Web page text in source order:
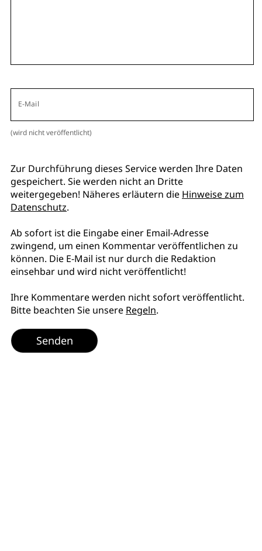
E-Mail
(wird nicht veröffentlicht)
Zur Durchführung dieses Service werden Ihre Daten
gespeichert. Sie werden nicht an Dritte
weitergegeben! Näheres erläutern die Hinweise zum
Datenschutz.
Ab sofort ist die Eingabe einer Email-Adresse
zwingend, um einen Kommentar veröffentlichen zu
können. Die E-Mail ist nur durch die Redaktion
einsehbar und wird nicht veröffentlicht!
Ihre Kommentare werden nicht sofort veröffentlicht.
Bitte beachten Sie unsere Regeln.
Senden